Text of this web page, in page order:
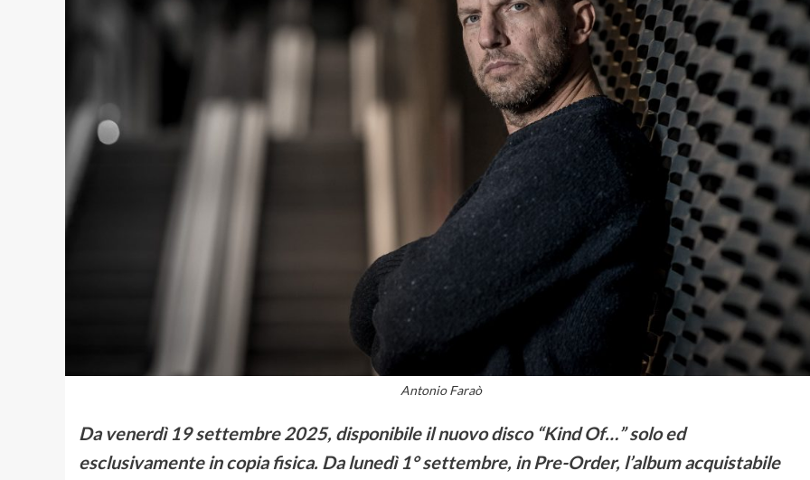
Antonio Faraò
Da venerdì 19 settembre 2025, disponibile il nuovo disco “Kind Of…” solo ed
esclusivamente in copia fisica. Da lunedì 1° settembre, in Pre-Order, l’album acquistabile